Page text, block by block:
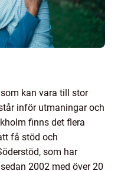
kan vara till stor
inför utmaningar och
finns det flera
få stöd och
som har
2002 med över 20